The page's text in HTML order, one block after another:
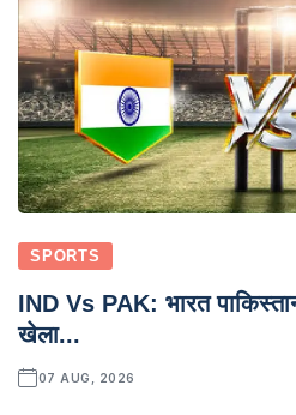
SPORTS
IND Vs PAK: भारत
खेला...
07 AUG, 2026